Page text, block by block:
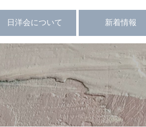
日洋会について
定 款
新着情報
会員向け